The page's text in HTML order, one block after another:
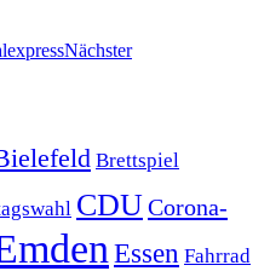
Nächster
Brettspiel
CDUCorona-
Essen Fahrrad